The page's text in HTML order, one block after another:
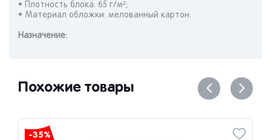
• Плотность блока: 65 г/м²;
• Материал обложки: мелованный картон.
Назначениe:
Похожие товары
-35%